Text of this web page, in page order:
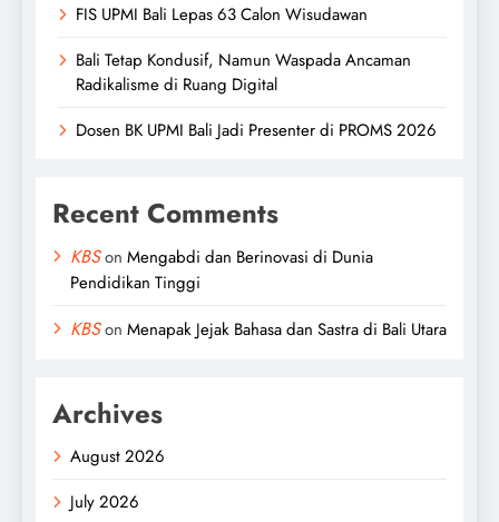
FIS UPMI Bali Lepas 63 Calon Wisudawan
Bali Tetap Kondusif, Namun Waspada Ancaman
Radikalisme di Ruang Digital
Dosen BK UPMI Bali Jadi Presenter di PROMS 2026
Recent Comments
KBSon Mengabdi dan Berinovasi di Dunia
Pendidikan Tinggi
KBSon Menapak Jejak Bahasa dan Sastra di Bali Utara
Archives
August 2026
July 2026